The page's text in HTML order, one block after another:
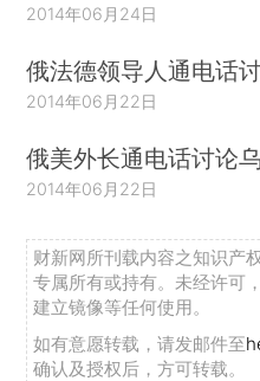
2014年06月24日
俄法德领导人通电话
2014年06月22日
俄美外长通电话讨论
2014年06月22日
财新网所刊载内容之知识产
专属所有或持有。未经许可
建立镜像等任何使用。
如有意愿转载，请发邮件至
确认及授权后，方可转载。